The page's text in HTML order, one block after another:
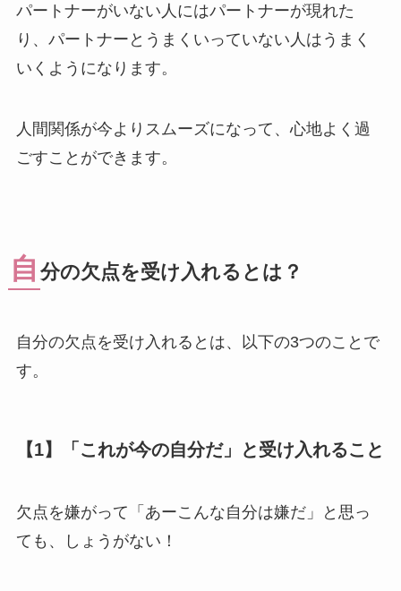
パートナーがいない人にはパートナーが現れた
り、パートナーとうまくいっていない人はうまく
いくようになります。
人間関係が今よりスムーズになって、心地よく過
ごすことができます。
自 分の欠点を受け入れるとは？
自分の欠点を受け入れるとは、以下の3つのことで
す。
【1】「これが今の自分だ」と受け入れること
欠点を嫌がって「あーこんな自分は嫌だ」と思っ
ても、しょうがない！